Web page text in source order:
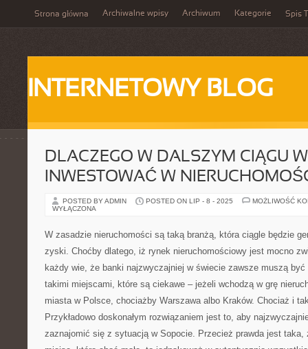
Strona główna Archiwalne wpisy Archiwum Kategorie Spis
INTERNETOWY BLOG
DLACZEGO W DALSZYM CIĄGU
INWESTOWAĆ W
POSTED BY ADMIN POSTED ON LIP - 8 - 2025
MOŻLIWOŚĆ
WYŁĄCZONA
W zasadzie nieruchomości są taką branżą, która ciągle będzie
zyski. Choćby dlatego, iż rynek nieruchomościowy jest mocno
każdy wie, że banki najzwyczajniej w świecie zawsze muszą
takimi miejscami, które są ciekawe – jeżeli wchodzą w grę
miasta w Polsce, chociażby Warszawa albo Kraków. Chociaż i
Przykładowo doskonałym rozwiązaniem jest to, aby
zaznajomić się z sytuacją w Sopocie. Przecież prawda jest taka,